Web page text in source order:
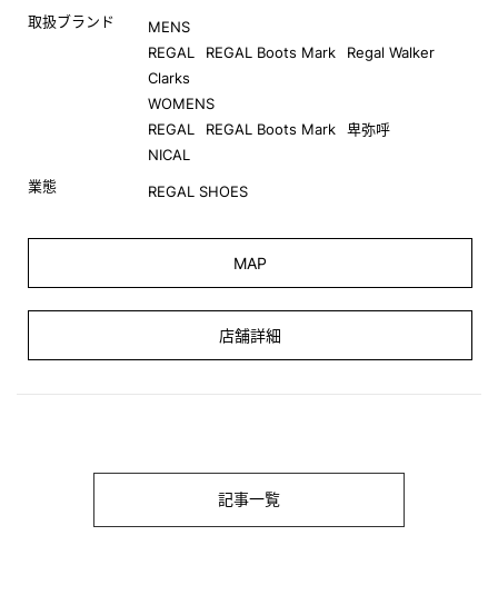
取扱ブランド
MENS
REGAL
REGAL Boots Mark
Regal Walker
Clarks
WOMENS
REGAL
REGAL Boots Mark
卑弥呼
NICAL
業態
REGAL SHOES
MAP
店舗詳細
記事一覧